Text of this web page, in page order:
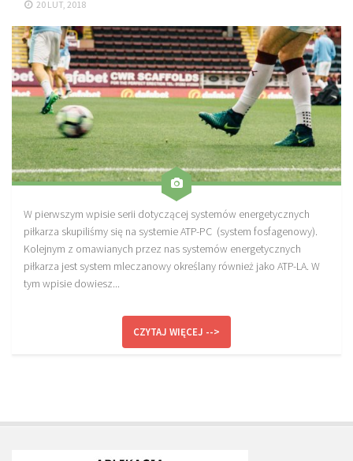
Poręcze do ćwiczeń PRO TRAINING
Drążki do ćwiczeń PRO TRAINING
Guma oporowa PRO TRAINING
PRODUKTY
Piłkarska Kuchnia
Poradnik Piłkarza
Zeszyt Trenera
Dziennik Piłkarza
Planer Trenera – dziennik, konspekty, notatki
Plany treningowe
Program treningowy zapobieganie kontuzjom
Plan treningowy core stability
Plan treningowy szybkość i dynamika
Program treningu biegowego
20 LUT, 2018
W pierwszym wpisie serii dotyczącej systemów energetycznych
piłkarza skupiliśmy się na systemie ATP-PC (system fosfagenowy).
Kolejnym z omawianych przez nas systemów energetycznych
piłkarza jest system mleczanowy określany również jako ATP-LA. W
tym wpisie dowiesz...
CZYTAJ WIĘCEJ -->